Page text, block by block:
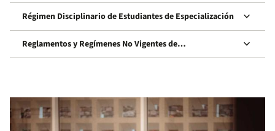
Régimen Disciplinario de Estudiantes de Especialización keyboard_arrow_down
Reglamentos y Regímenes No Vigentes de
Especialización
keyboard_arrow_down